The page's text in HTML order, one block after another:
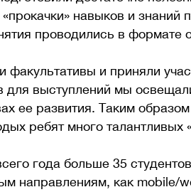
«прокачки» навыков и
проводились в формате
факультативы и приняли
для выступлений мы
ее развития. Таким
ребят много талантливых
года больше 35
направлениям, как mobile/